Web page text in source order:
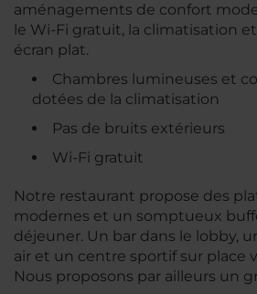
aménagements de confort
le Wi-Fi gratuit, la climatisation
écran plat.
Chambres lumineuses et
dotées de la climatisation
Pas de bruits extérieurs
Wi-Fi gratuit
Notre restaurant propose des
modernes et un somptueux
déjeuner. Un bar dans le lobby,
air et un centre sportif sur place
Nous proposons par ailleurs un